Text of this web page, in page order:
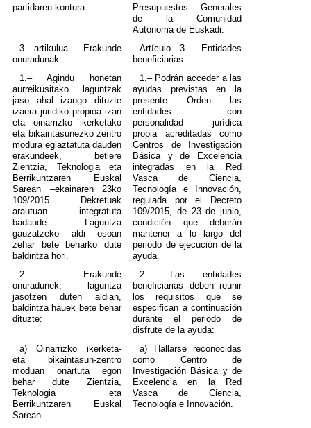
partidaren kontura.
Presupuestos Generales
de la Comunidad
Autónoma de Euskadi.
3. artikulua.– Erakunde
onuradunak.
Artículo 3.– Entidades
beneficiarias.
1.– Agindu honetan
aurreikusitako laguntzak
jaso ahal izango dituzte
izaera juridiko propioa izan
eta oinarrizko ikerketako
eta bikaintasunezko zentro
modura egiaztatuta dauden
erakundeek, betiere
Zientzia, Teknologia eta
Berrikuntzaren Euskal
Sarean –ekainaren 23ko
109/2015 Dekretuak
arautuan– integratuta
badaude. Laguntza
gauzatzeko aldi osoan
zehar bete beharko dute
baldintza hori.
1.– Podrán acceder a las
ayudas previstas en la
presente Orden las
entidades con
personalidad jurídica
propia acreditadas como
Centros de Investigación
Básica y de Excelencia
integradas en la Red
Vasca de Ciencia,
Tecnología e Innovación,
regulada por el Decreto
109/2015, de 23 de junio,
condición que deberán
mantener a lo largo del
periodo de ejecución de la
ayuda.
2.– Erakunde
onuradunek, laguntza
jasotzen duten aldian,
baldintza hauek bete behar
dituzte:
2.– Las entidades
beneficiarias deben reunir
los requisitos que se
especifican a continuación
durante el periodo de
disfrute de la ayuda:
a) Oinarrizko ikerketa-
eta bikaintasun-zentro
moduan onartuta egon
behar dute Zientzia,
Teknologia eta
Berrikuntzaren Euskal
Sarean.
a) Hallarse reconocidas
como Centro de
Investigación Básica y de
Excelencia en la Red
Vasca de Ciencia,
Tecnología e Innovación.